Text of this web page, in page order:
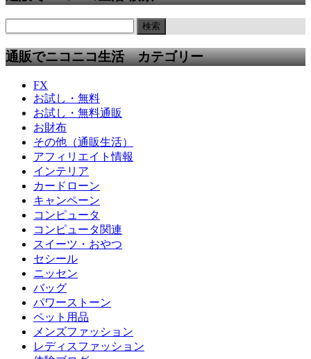
通販でニコニコ生活 カテゴリー
FX
お試し・無料
お試し・無料通販
お財布
その他（通販生活）
アフィリエイト情報
インテリア
カードローン
キャンペーン
コンピュータ
コンピュータ関連
スイーツ・おやつ
セシール
ニッセン
バッグ
パワーストーン
ペット用品
メンズファッション
レディスファッション